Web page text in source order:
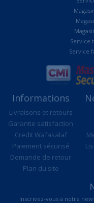
Service
Service
Informations
Livraisons et retours
Garantie satisfaction
Credit Wafasalaf
Paiement sécurisé
Demande de retour
Plan du site
Inscrivez-vous à notre